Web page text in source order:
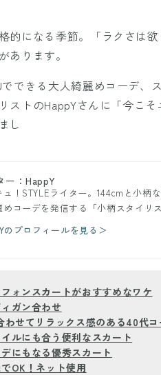
的になる季節。「ラクさは
あります。
できる大人綺麗めコーデ、
ストのHappYさんに「今こ
し
ー：HappY
ュ！STYLEライター。144cmと小柄
めコーデを発信する「小柄スタイリス
のプロフィールを見る＞
ォンスカートがおすすめなワケ
ガン合わせ
わせてリラックス感のある40代コ
ルにも合う便利なスカート
にもなる優秀スカート
OK！ネット使用